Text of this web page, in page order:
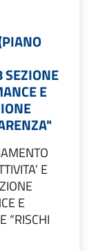
E
E
E
“RISCHI